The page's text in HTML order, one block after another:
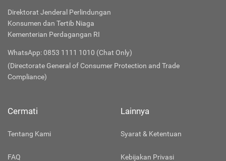
Direktorat Jenderal Perlindungan
Konsumen dan Tertib Niaga
Kementerian Perdagangan RI
WhatsApp: 0853 1111 1010 (Chat Only)
(Directorate General of Consumer Protection and Trade
Compliance)
Cermati
Tentang Kami
FAQ
Lainnya
Syarat & Ketentuan
Kebijakan Privasi